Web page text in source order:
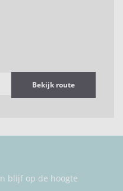
Bekijk route
blijf op de hoogte